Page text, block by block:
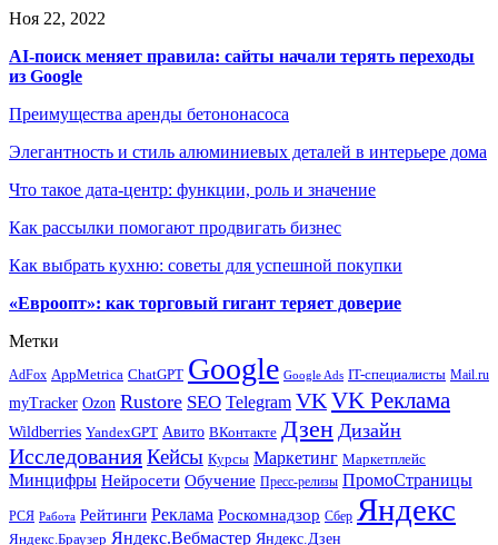
Ноя 22, 2022
AI-поиск меняет правила: сайты начали терять переходы
из Google
Преимущества аренды бетононасоса
Элегантность и стиль алюминиевых деталей в интерьере дома
Что такое дата-центр: функции, роль и значение
Как рассылки помогают продвигать бизнес
Как выбрать кухню: советы для успешной покупки
«Евроопт»: как торговый гигант теряет доверие
Метки
AdFox AppMetrica ChatGPT Google Google Ads IT-специалисты Mail.ru
myTracker Ozon Rustore SEO Telegram VKVK Реклама
Wildberries YandexGPT Авито ВКонтакте Дзен Дизайн
ИсследованияКейсы Курсы Маркетинг Маркетплейс
Минцифры Нейросети Обучение Пресс-релизы ПромоСтраницы
РСЯ Работа Рейтинги Реклама Роскомнадзор Сбер Яндекс
Яндекс.Браузер Яндекс.Вебмастер Яндекс.Дзен